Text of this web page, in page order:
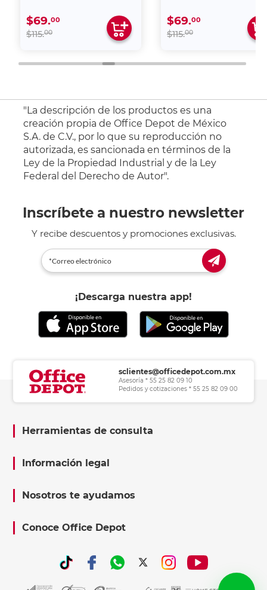
$69.00
$115.00
$69.00
$115.00
"La descripción de los productos es una
creación propia de Office Depot de México
S.A. de C.V., por lo que su reproducción no
autorizada, es sancionada en términos de la
Ley de la Propiedad Industrial y de la Ley
Federal del Derecho de Autor".
Inscríbete a nuestro newsletter
Y recibe descuentos y promociones exclusivas.
¡Descarga nuestra app!
sclientes@officedepot.com.mx
Asesoría * 55 25 82 09 10
Pedidos y cotizaciones * 55 25 82 09 00
Herramientas de consulta
Información legal
Nosotros te ayudamos
Conoce Office Depot